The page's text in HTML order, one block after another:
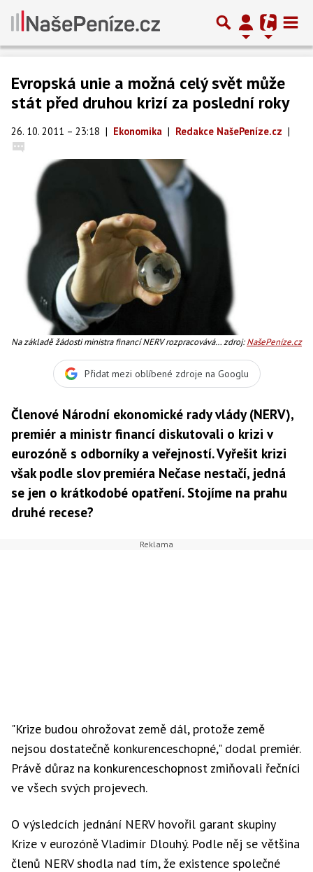
Evropská unie a možná celý svět může
stát před druhou krizí za poslední roky
26. 10. 2011 – 23:18 | Ekonomika | Redakce NašePeníze.cz |
Na základě žádosti ministra financí NERV rozpracovává
katastrofického, Foto:SXC
zdroj:NašePeníze.cz
Přidat mezi oblíbené zdroje na Googlu
Členové Národní ekonomické rady vlády (NERV),
premiér a ministr financí diskutovali o krizi v
eurozóně s odborníky a veřejností. Vyřešit krizi
však podle slov premiéra Nečase nestačí, jedná
se jen o krátkodobé opatření. Stojíme na prahu
druhé recese?
"Krize budou ohrožovat země dál, protože země
nejsou dostatečně konkurenceschopné," dodal premiér.
Právě důraz na konkurenceschopnost zmiňovali řečníci
ve všech svých projevech.
O výsledcích jednání NERV hovořil garant skupiny
Krize v eurozóně Vladimír Dlouhý. Podle něj se většina
členů NERV shodla nad tím, že existence společné